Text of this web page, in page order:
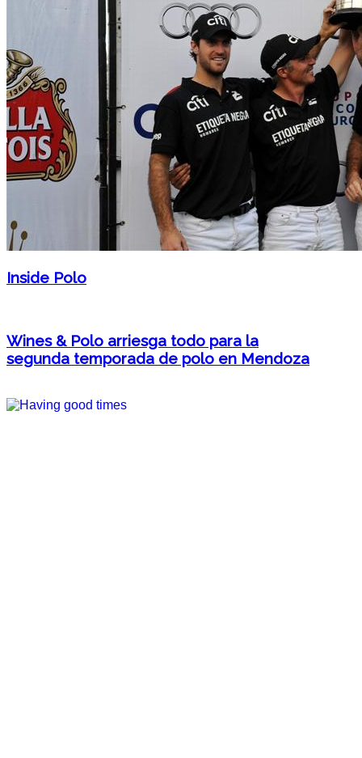
Inside Polo
Wines & Polo arriesga todo para la
segunda temporada de polo en Mendoza